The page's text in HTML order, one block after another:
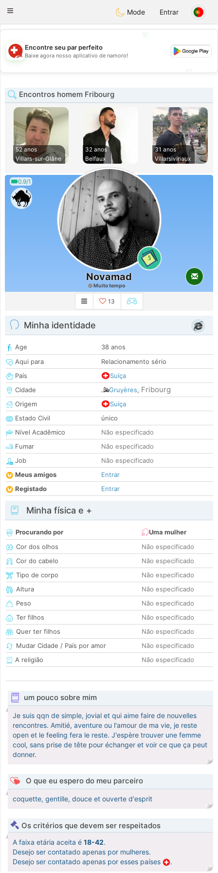
Suissi
Toggle
Mode Entrar
💖
💕
Encontre seu par perfeito
Baixe agora nosso aplicativo de namoro!
Encontros homem Fribourg
52 anos
Villars-sur-Glâne
32 anos
Belfaux
31 anos
Villarsiviriaux
0.9/1
5
Novamad
Muito tempo
13
Minha identidade
Age
38 anos
Aqui para
Relacionamento sério
País
Suíça
Cidade
Gruyères, Fribourg
Origem
Suíça
Estado Civil
único
Nível Acadêmico
Não especificado
Fumar
Não especificado
Job
Não especificado
Meus amigos
Entrar
Registado
Entrar
Minha física e +
Procurando por
Uma mulher
Cor dos olhos
Não especificado
Cor do cabelo
Não especificado
Tipo de corpo
Não especificado
Altura
Não especificado
Peso
Não especificado
Ter filhos
Não especificado
Quer ter filhos
Não especificado
Mudar Cidade / País por amor
Não especificado
A religião
Não especificado
um pouco sobre mim
Je suis qqn de simple, jovial et qui aime faire de nouvelles
rencontres. Amitié, aventure ou l'amour de ma vie, je reste
open et le feeling fera le reste. J'espère trouver une femme
cool, sans prise de tête pour échanger et voir ce que ça peut
donner.
O que eu espero do meu parceiro
coquette, gentille, douce et ouverte d'esprit
Os critérios que devem ser respeitados
A faixa etária aceita é 18-42.
Desejo ser contatado apenas por mulheres.
Desejo ser contatado apenas por esses países
.